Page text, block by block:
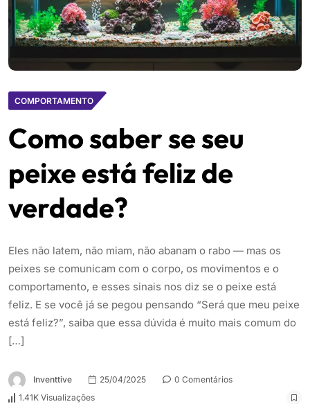
COMPORTAMENTO
Como saber se seu
peixe está feliz de
verdade?
Eles não latem, não miam, não abanam o rabo — mas os
peixes se comunicam com o corpo, os movimentos e o
comportamento, e esses sinais nos diz se o peixe está
feliz. E se você já se pegou pensando “Será que meu peixe
está feliz?”, saiba que essa dúvida é muito mais comum do
[…]
Inventtive 25/04/2025
0 Comentários
1.41K Visualizações